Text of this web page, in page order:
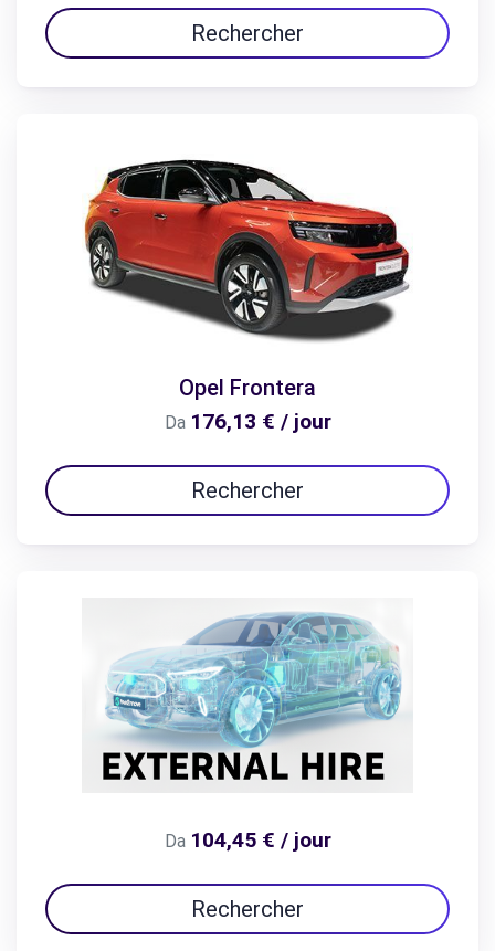
Rechercher
Opel Frontera
Da 176,13 € / jour
Rechercher
Da 104,45 € / jour
Rechercher